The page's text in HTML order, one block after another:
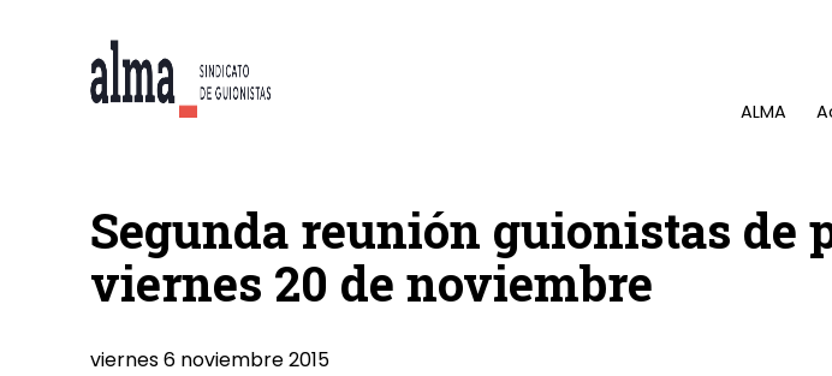
ALMA
Segunda reunión guionistas de
viernes 20 de noviembre
viernes 6 noviembre 2015